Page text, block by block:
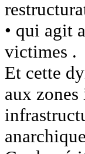
• qui agit
victimes .
Et cette
aux